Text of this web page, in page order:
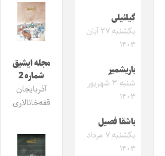
گیلئیلی
یکشنبه ۲۷ آبان
۱۴۰۳
باریشمیر
شنبه ۳ شهریور
۱۴۰۳
باشقا فصیل
یکشنبه ۷ مرداد
۱۴۰۳
مجله ایشیق
شماره 2
آذربایجان
قفه‌خانالاری